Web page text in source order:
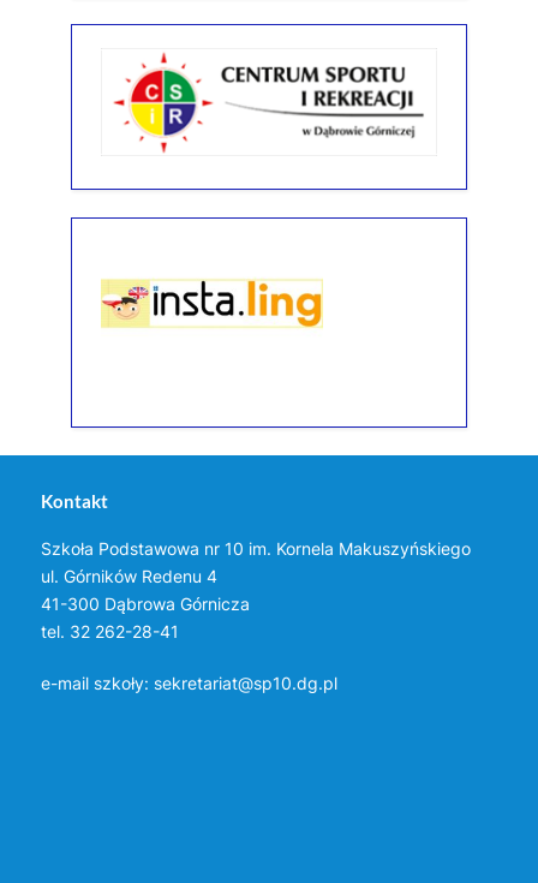
Kontakt
Szkoła Podstawowa nr 10 im. Kornela Makuszyńskiego
ul. Górników Redenu 4
41-300 Dąbrowa Górnicza
tel. 32 262-28-41
e-mail szkoły: sekretariat@sp10.dg.pl